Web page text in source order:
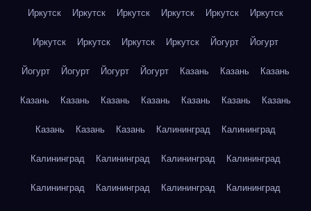
Иркутск Иркутск Иркутск Иркутск Иркутск Иркутск
Иркутск Иркутск Иркутск Иркутск Йогурт Йогурт
Йогурт Йогурт Йогурт Йогурт Казань Казань Казань
Казань Казань Казань Казань Казань Казань Казань
Казань Казань Казань Калининград Калининград
Калининград Калининград Калининград Калининград
Калининград Калининград Калининград Калининград